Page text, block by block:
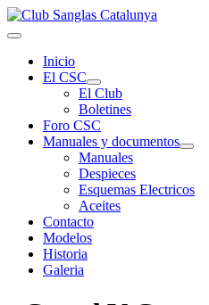
Inicio
El CSC
El Club
Boletines
Foro CSC
Manuales y documentos
Manuales
Despieces
Esquemas Electricos
Aceites
Contacto
Modelos
Historia
Galeria